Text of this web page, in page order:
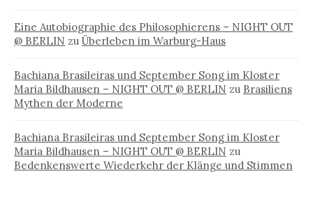
Eine Autobiographie des Philosophierens – NIGHT OUT
@ BERLIN zu Überleben im Warburg-Haus
Bachiana Brasileiras und September Song im Kloster
Maria Bildhausen – NIGHT OUT @ BERLIN zu Brasiliens
Mythen der Moderne
Bachiana Brasileiras und September Song im Kloster
Maria Bildhausen – NIGHT OUT @ BERLIN zu
Bedenkenswerte Wiederkehr der Klänge und Stimmen